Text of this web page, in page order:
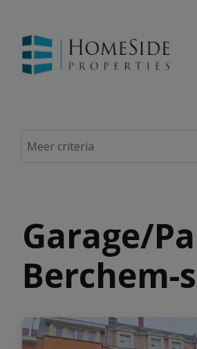
Garage/
Berchem-